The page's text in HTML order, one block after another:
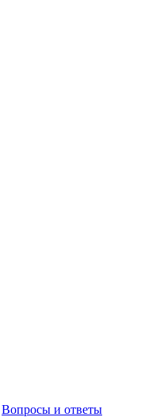
Вопросы и ответы